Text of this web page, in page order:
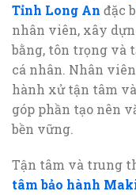
Tỉnh Long An đặc
nhân viên, xây
bằng, tôn trọng và
cá nhân. Nhân
hành xử tận tâm
góp phần tạo nên
bền vững.
Tận tâm và trung
tâm bảo hành